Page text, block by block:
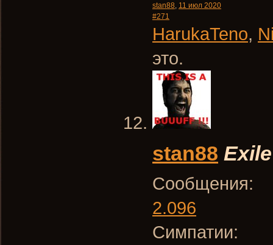
stan88, 11 июл 2020
#271
HarukaTeno,
это.
stan88 Exile
Сообщения:
2.096
Симпатии: